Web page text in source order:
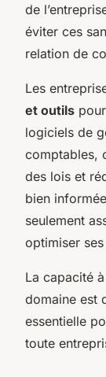
de
éviter ces
relation de
Les
et outils
logiciels de
comptables,
des lois et
bien
seulement
optimiser
La capacité
domaine est
essentielle
toute